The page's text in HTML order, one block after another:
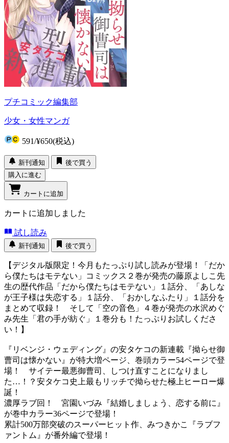
プチコミック編集部
少女・女性マンガ
591/¥650(税込)
新刊通知
後で買う
購入に進む
カートに追加
カートに追加しました
試し読み
新刊通知 後で買う
【デジタル版限定！今月もたっぷり試し読みが登場！「だか
ら僕たちはモテない」コミックス２巻が発売の藤原よしこ先
生の歴代作品「だから僕たちはモテない」１話分、「あしな
が王子様は失恋する」１話分、「おかしなふたり」１話分を
まとめて収録！ そして「空の音色」４巻が発売の水沢めぐ
み先生「君の手が紡ぐ」１巻分も！たっぷりお試しくださ
い！】
『リベンジ・ウェディング』の安タケコの新連載『拗らせ御
曹司は懐かない』が特大増ページ、巻頭カラー54ページで登
場！ サイテー最悪御曹司、しつけ直すことになりまし
た…！？安タケコ史上最もリッチで拗らせた極上ヒーロー爆
誕！
濃厚ラブ回！ 宮園いづみ『結婚しましょう、恋する前に』
が巻中カラー36ページで登場！
累計500万部突破のスーパーヒット作、みつきかこ『ラブフ
ァントム』が番外編で登場！